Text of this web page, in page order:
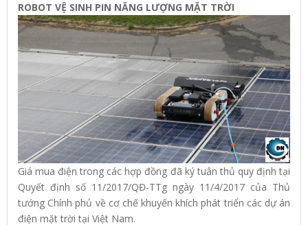
ROBOT VỆ SINH PIN NĂNG LƯỢNG MẶT TRỜI
Giá mua điện trong các hợp đồng đã ký tuân thủ quy định tại
Quyết định số 11/2017/QĐ-TTg ngày 11/4/2017 của Thủ
tướng Chính phủ về cơ chế khuyến khích phát triển các dự án
điện mặt trời tại Việt Nam.